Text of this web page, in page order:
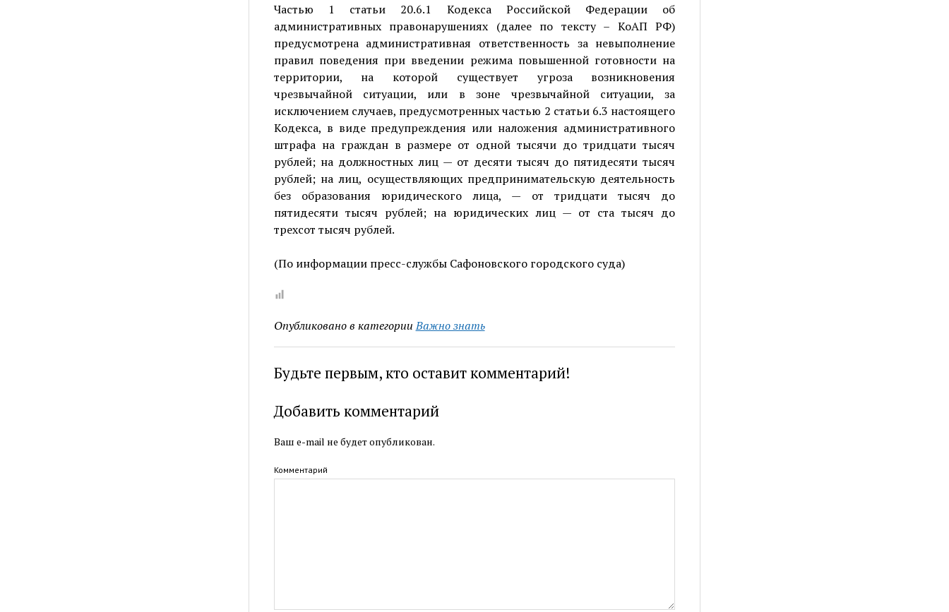
Частью 1 статьи 20.6.1 Кодекса Российской Федерации об
административных правонарушениях (далее по тексту – КоАП РФ)
предусмотрена административная ответственность за невыполнение
правил поведения при введении режима повышенной готовности на
территории, на которой существует угроза возникновения
чрезвычайной ситуации, или в зоне чрезвычайной ситуации, за
исключением случаев, предусмотренных частью 2 статьи 6.3 настоящего
Кодекса, в виде предупреждения или наложения административного
штрафа на граждан в размере от одной тысячи до тридцати тысяч
рублей; на должностных лиц — от десяти тысяч до пятидесяти тысяч
рублей; на лиц, осуществляющих предпринимательскую деятельность
без образования юридического лица, — от тридцати тысяч до
пятидесяти тысяч рублей; на юридических лиц — от ста тысяч до
трехсот тысяч рублей.
(По информации пресс-службы Сафоновского городского суда)
Опубликовано в категории Важно знать
Будьте первым, кто оставит комментарий!
Добавить комментарий
Ваш e-mail не будет опубликован.
Комментарий